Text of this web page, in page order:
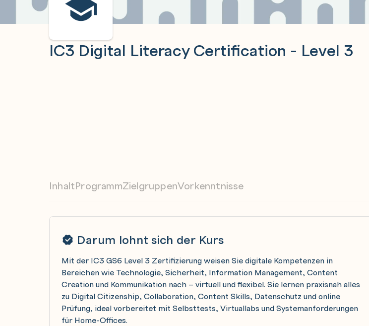
IC3 Digital Literacy Certification - Level 3
InhaltProgrammZielgruppenVorkenntnisse
Darum lohnt sich der Kurs
Mit der IC3 GS6 Level 3 Zertifizierung weisen Sie digitale Kompetenzen in
Bereichen wie Technologie, Sicherheit, Information Management, Content
Creation und Kommunikation nach – virtuell und flexibel. Sie lernen praxisnah alles
zu Digital Citizenship, Collaboration, Content Skills, Datenschutz und online
Prüfung, ideal vorbereitet mit Selbsttests, Virtuallabs und Systemanforderungen
für Home-Offices.